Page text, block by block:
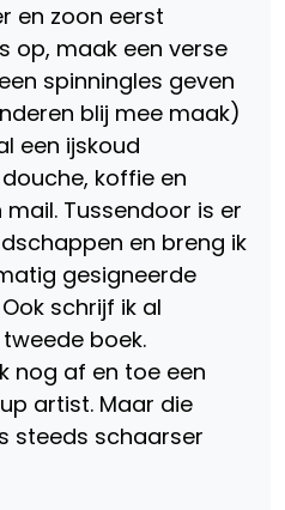
en zoon eerst
op, maak een verse
spinningles geven
blij mee maak)
een ijskoud
koffie en
Tussendoor is er
en breng ik
gesigneerde
schrijf ik al
boek.
nog af en toe een
artist. Maar die
steeds schaarser